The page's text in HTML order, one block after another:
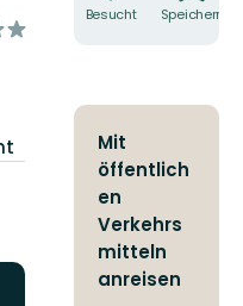
Besucht Speichern
Mit
öffentlich
en
Verkehrs
mitteln
anreisen